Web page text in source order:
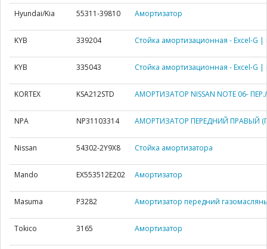
Hyundai/Kia 55311-39810 Амортизатор
KYB 339204 Стойка амортизационная - Excel-G
KYB 335043 Стойка амортизационная - Excel-G
KORTEX KSA212STD АМОРТИЗАТОР NISSAN NOTE 06-
NPA NP31103314 АМОРТИЗАТОР ПЕРЕДНИЙ ПРАВЫЙ
Nissan 54302-2Y9X8 Стойка амортизатора
Mando EX553512E202 Амортизатор
Masuma P3282 Амортизатор передний
Tokico 3165 Амортизатор